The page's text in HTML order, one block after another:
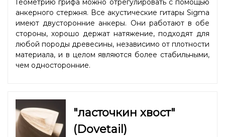
Геометрию грифа можно отрегулировать с помощью
анкерного стержня. Все акустические гитары Sigma
имеют двусторонние анкеры. Они работают в обе
стороны, хорошо держат натяжение, подходят для
любой породы древесины, независимо от плотности
материала, и в целом являются более стабильными,
чем односторонние.
"ласточкин хвост"
(Dovetail)